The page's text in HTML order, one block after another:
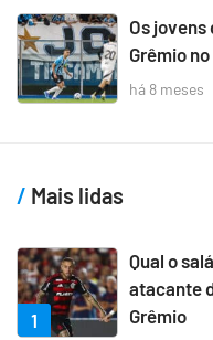
Os
Grêmio
há 8 meses
Mais lidas
1
Qual o
atacante
Grêmio